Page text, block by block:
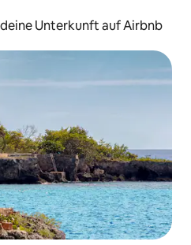
Unterkunft auf Airbnb